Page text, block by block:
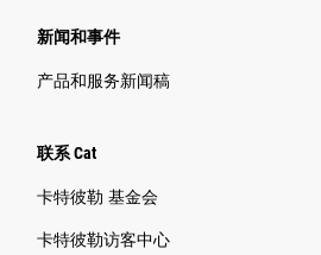
新闻和事件
产品和服务新闻稿
联系 Cat
卡特彼勒 基金会
卡特彼勒访客中心